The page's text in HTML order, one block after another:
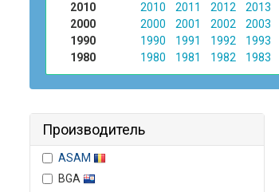
2010
2010 2011 2012 2013
2000
2000 2001 2002 2003
1990
1990 1991 1992 1993
1980
1980 1981 1982 1983
Производитель
ASAM
BGA